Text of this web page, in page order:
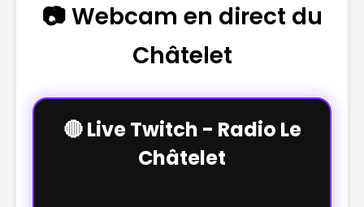
📷 Webcam en direct du
Châtelet
🔴 Live Twitch - Radio Le
Châtelet